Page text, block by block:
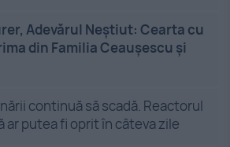
Adevărul Neștiut: Cearta cu
din Familia Ceaușescu și
continuă să scadă. Reactorul
ar putea fi oprit în câteva zile